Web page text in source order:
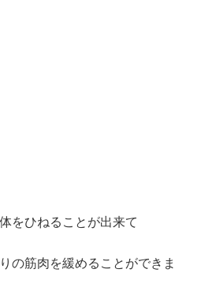
をひねることが出来て
の筋肉を緩めることができま